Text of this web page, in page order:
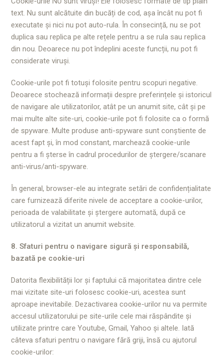
text. Nu sunt alcătuite din bucăți de cod, așa încât nu pot fi
executate și nici nu pot auto-rula. În consecință, nu se pot
duplica sau replica pe alte rețele pentru a se rula sau replica
din nou. Deoarece nu pot îndeplini aceste funcții, nu pot fi
considerate viruși.
Cookie-urile pot fi totuși folosite pentru scopuri negative.
Deoarece stochează informații despre preferințele și istoricul
de navigare ale utilizatorilor, atât pe un anumit site, cât și pe
mai multe alte site-uri, cookie-urile pot fi folosite ca o formă
de spyware. Multe produse anti-spyware sunt conștiente de
acest fapt și, în mod constant, marchează cookie-urile
pentru a fi șterse în cadrul procedurilor de ștergere/scanare
anti-virus/anti-spyware.
În general, browser-ele au integrate setări de confidențialitate
care furnizează diferite nivele de acceptare a cookie-urilor,
perioada de valabilitate și ștergere automată, după ce
utilizatorul a vizitat un anumit website.
8. Sfaturi pentru o navigare sigură și responsabilă,
bazată pe cookie-uri
Datorita flexibilității lor și faptului că majoritatea dintre cele
mai vizitate site-uri folosesc cookie-uri, acestea sunt
aproape inevitabile. Dezactivarea cookie-urilor nu va permite
accesul utilizatorului pe site-urile cele mai răspândite și
utilizate printre care Youtube, Gmail, Yahoo și altele. Iată
câteva sfaturi pentru o navigare fără griji, însă cu ajutorul
cookie-urilor: